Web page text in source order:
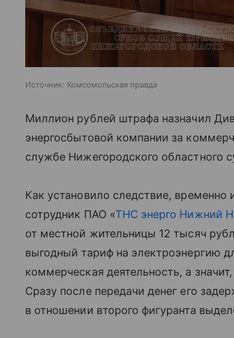
Источник: Комсомольская правда
Миллион рублей штрафа назначил
энергосбытовой компании за
службе Нижегородского областного
Как установило следствие, временно
сотрудник ПАО «ТНС энерго Нижний
от местной жительницы 12 тысяч
выгодный тариф на электроэнергию
коммерческая деятельность, а
Сразу после передачи денег его
в отношении второго фигуранта